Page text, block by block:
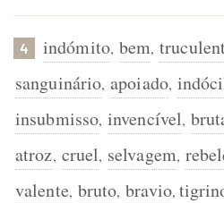
4 indómito, bem,
sanguinário, apoiado,
insubmisso, invencível,
atroz, cruel, selvagem,
valente, bruto, bravio,